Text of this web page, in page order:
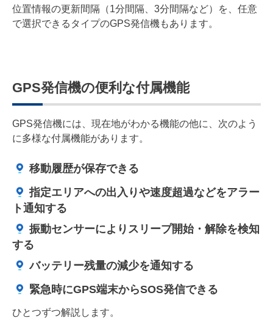
位置情報の更新間隔（1分間隔、3分間隔など）を、任意
で選択できるタイプのGPS発信機もあります。
GPS発信機の便利な付属機能
GPS発信機には、現在地がわかる機能の他に、次のよう
に多様な付属機能があります。
移動履歴が保存できる
指定エリアへの出入りや速度超過などをアラー
ト通知する
振動センサーによりスリープ開始・解除を検知
する
バッテリー残量の減少を通知する
緊急時にGPS端末からSOS発信できる
ひとつずつ解説します。